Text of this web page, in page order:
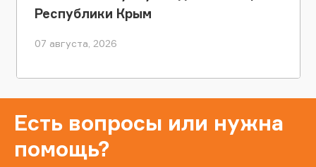
Республики Крым
07 августа, 2026
Есть вопросы или нужна
помощь?